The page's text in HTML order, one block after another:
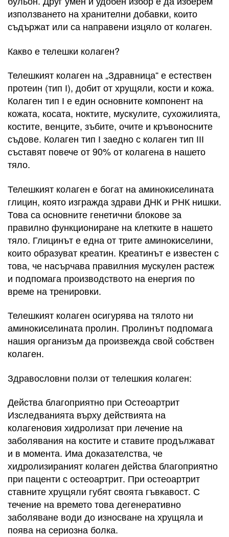
използването на хранителни добавки, които
съдържат или са направени изцяло от колаген.
Какво е телешки колаген?
Телешкият колаген на „Здравница“ е естествен
протеин (тип І), добит от хрущяли, кости и кожа.
Колаген тип І е един основните компонент на
кожата, косата, ноктите, мускулите, сухожилията,
костите, венците, зъбите, очите и кръвоносните
съдове. Колаген тип І заедно с колаген тип ІІІ
съставят повече от 90% от колагена в нашето
тяло.
Телешкият колаген е богат на аминокиселината
глицин, която изгражда здрави ДНК и РНК нишки.
Това са основните генетични блокове за
правилно функциониране на клетките в нашето
тяло. Глицинът е една от трите аминокиселини,
които образуват креатин. Креатинът е известен с
това, че насърчава правилния мускулен растеж
и подпомага производството на енергия по
време на тренировки.
Телешкият колаген осигурява на тялото ни
аминокиселината пролин. Пролинът подпомага
нашия организъм да произвежда свой собствен
колаген.
Здравословни ползи от телешкия колаген:
Действа благоприятно при Остеоартрит
Изследванията върху действията на
колагеновия хидролизат при лечение на
заболявания на костите и ставите продължават
и в момента. Има доказателства, че
хидролизираният колаген действа благоприятно
при паценти с остеоартрит. При остеоартрит
ставните хрущяли губят своята гъвкавост. С
течение на времето това дегенеративно
заболяване води до износване на хрущяла и
поява на сериозна болка.